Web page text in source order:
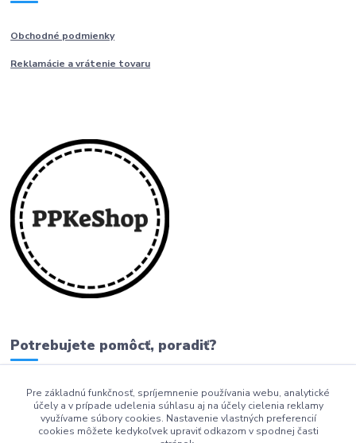
Obchodné podmienky
Reklamácie a vrátenie tovaru
Potrebujete pomôcť, poradiť?
0911 279 230
info@ppkeshop.sk
Pre základnú funkčnosť, spríjemnenie používania webu, analytické
účely a v prípade udelenia súhlasu aj na účely cielenia reklamy
využívame súbory cookies. Nastavenie vlastných preferencií
cookies môžete kedykoľvek upraviť odkazom v spodnej časti